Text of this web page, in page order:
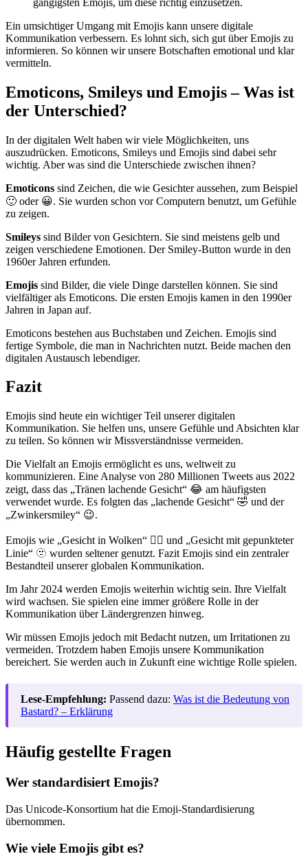
Ein umsichtiger Umgang mit Emojis kann unsere digitale
Kommunikation verbessern. Es lohnt sich, sich gut über Emojis zu
informieren. So können wir unsere Botschaften emotional und klar
vermitteln.
Emoticons, Smileys und Emojis – Was ist
der Unterschied?
In der digitalen Welt haben wir viele Möglichkeiten, uns
auszudrücken. Emoticons, Smileys und Emojis sind dabei sehr
wichtig. Aber was sind die Unterschiede zwischen ihnen?
Emoticons sind Zeichen, die wie Gesichter aussehen, zum Beispiel
🙂 oder 😀. Sie wurden schon vor Computern benutzt, um Gefühle
zu zeigen.
Smileys sind Bilder von Gesichtern. Sie sind meistens gelb und
zeigen verschiedene Emotionen. Der Smiley-Button wurde in den
1960er Jahren erfunden.
Emojis sind Bilder, die viele Dinge darstellen können. Sie sind
vielfältiger als Emoticons. Die ersten Emojis kamen in den 1990er
Jahren in Japan auf.
Emoticons bestehen aus Buchstaben und Zeichen. Emojis sind
fertige Symbole, die man in Nachrichten nutzt. Beide machen den
digitalen Austausch lebendiger.
Fazit
Emojis sind heute ein wichtiger Teil unserer digitalen
Kommunikation. Sie helfen uns, unsere Gefühle und Absichten klar
zu teilen. So können wir Missverständnisse vermeiden.
Die Vielfalt an Emojis ermöglicht es uns, weltweit zu
kommunizieren. Eine Analyse von 280 Millionen Tweets aus 2022
zeigt, dass das „Tränen lachende Gesicht“ 😂 am häufigsten
verwendet wurde. Es folgten das „lachende Gesicht“ 🤣 und der
„Zwinkersmiley“ 😉.
Emojis wie „Gesicht in Wolken“ 😶‍🌫️ und „Gesicht mit gepunkteter
Linie“ 🫥 wurden seltener genutzt. Fazit Emojis sind ein zentraler
Bestandteil unserer globalen Kommunikation.
Im Jahr 2024 werden Emojis weiterhin wichtig sein. Ihre Vielfalt
wird wachsen. Sie spielen eine immer größere Rolle in der
Kommunikation über Ländergrenzen hinweg.
Wir müssen Emojis jedoch mit Bedacht nutzen, um Irritationen zu
vermeiden. Trotzdem haben Emojis unsere Kommunikation
bereichert. Sie werden auch in Zukunft eine wichtige Rolle spielen.
Lese-Empfehlung: Passend dazu: Was ist die Bedeutung von
Bastard? – Erklärung
Häufig gestellte Fragen
Wer standardisiert Emojis?
Das Unicode-Konsortium hat die Emoji-Standardisierung
übernommen.
Wie viele Emojis gibt es?